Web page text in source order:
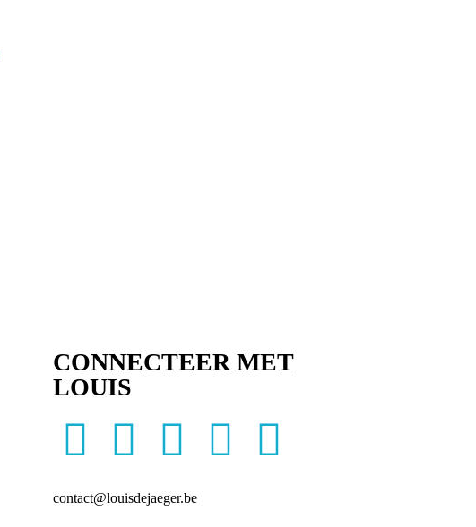
CONNECTEER MET
LOUIS
contact@louisdejaeger.be